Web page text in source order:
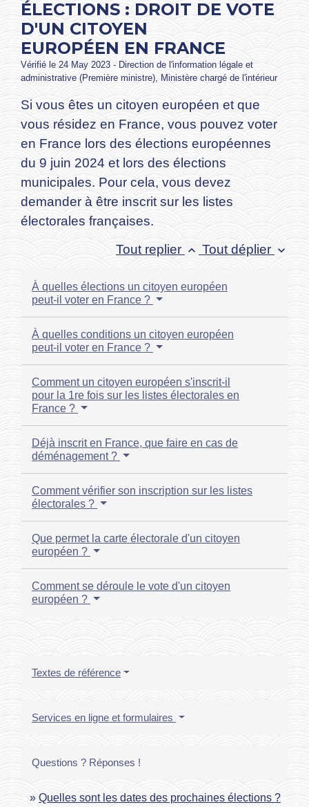
ÉLECTIONS : DROIT DE VOTE
D'UN CITOYEN
EUROPÉEN EN FRANCE
Vérifié le 24 May 2023 - Direction de l'information légale et
administrative (Première ministre), Ministère chargé de l'intérieur
Si vous êtes un citoyen européen et que
vous résidez en France, vous pouvez voter
en France lors des élections européennes
du 9 juin 2024 et lors des élections
municipales. Pour cela, vous devez
demander à être inscrit sur les listes
électorales françaises.
Tout replier keyboard_arrow_up Tout déplier keyboard_arrow_down
À quelles élections un citoyen européen
peut-il voter en France ?
À quelles conditions un citoyen européen
peut-il voter en France ?
Comment un citoyen européen s'inscrit-il
pour la 1re fois sur les listes électorales en
France ?
Déjà inscrit en France, que faire en cas de
déménagement ?
Comment vérifier son inscription sur les listes
électorales ?
Que permet la carte électorale d'un citoyen
européen ?
Comment se déroule le vote d'un citoyen
européen ?
Textes de référence
Services en ligne et formulaires
Questions ? Réponses !
Quelles sont les dates des prochaines élections ?